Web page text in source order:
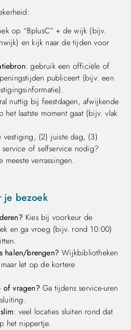
op “BplusC” + de wijk (bijv.
en kijk naar de tijden voor
: gebruik een officiële of
publiceert (bijv. een
nuttig bij feestdagen, afwijkende
het laatste moment gaat (bijv. vlak
vestiging, (2) juiste dag, (3)
of selfservice nodig?
meeste verrassingen.
je bezoek
Kies bij voorkeur de
en ga vroeg (bijv. rond 10:00)
halen/brengen? Wijkbibliotheken
let op de kortere
of vragen? Ga tijdens service-uren
: veel locaties sluiten rond dat
het nippertje.